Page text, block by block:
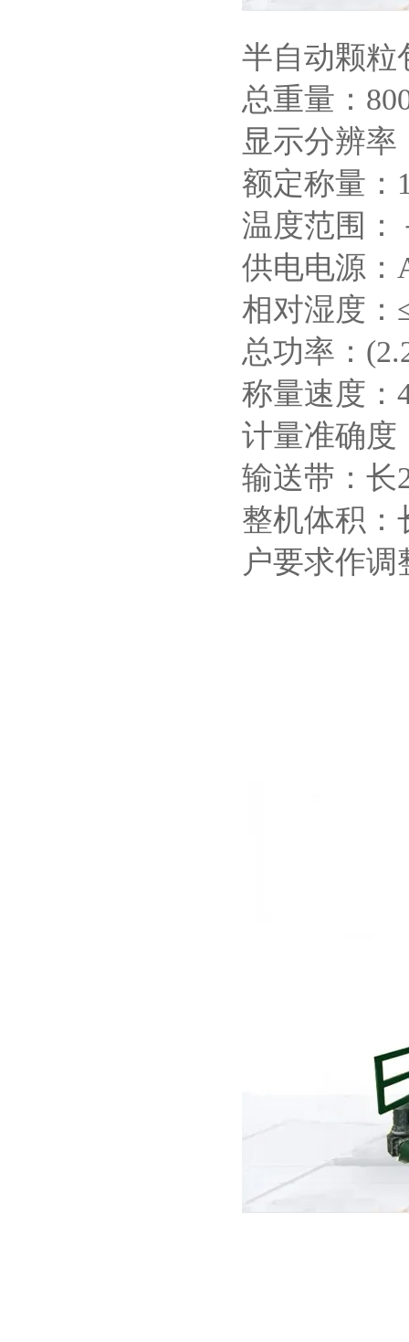
半自动颗粒
总重量：
显示分辨率
额定称量：
温度范围
供电电源：
相对湿度：
总功率：
称量速度：
计量准确度
输送带：长
整机体积：
户要求作调